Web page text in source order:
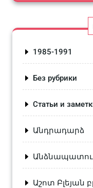
1985-1991
Без рубрики
Статьи и
Անդրադարձ
Աշոտ Բլեյան